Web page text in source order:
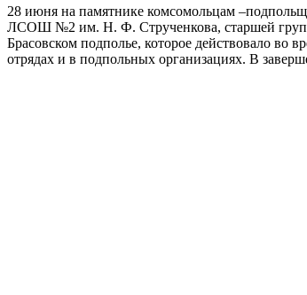
28 июня на памятнике комсомольцам
ЛСОШ №2 им. Н. Ф. Струченкова, старшей группы
Брасовском подполье, которое действовало во
отрядах и в подпольных организациях. В